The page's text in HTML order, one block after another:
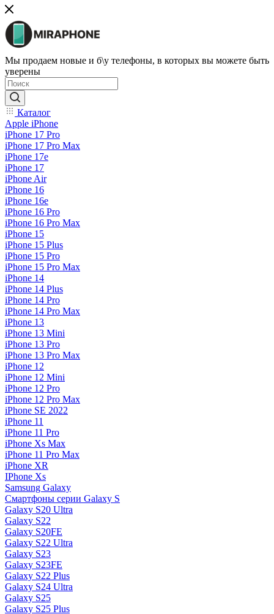
Мы продаем новые и б\у телефоны, в которых вы можете быть
уверены
Каталог
Apple iPhone
iPhone 17 Pro
iPhone 17 Pro Max
iPhone 17e
iPhone 17
iPhone Air
iPhone 16
iPhone 16e
iPhone 16 Pro
iPhone 16 Pro Max
iPhone 15
iPhone 15 Plus
iPhone 15 Pro
iPhone 15 Pro Max
iPhone 14
iPhone 14 Plus
iPhone 14 Pro
iPhone 14 Pro Max
iPhone 13
iPhone 13 Mini
iPhone 13 Pro
iPhone 13 Pro Max
iPhone 12
iPhone 12 Mini
iPhone 12 Pro
iPhone 12 Pro Max
iPhone SE 2022
iPhone 11
iPhone 11 Pro
iPhone Xs Max
iPhone 11 Pro Max
iPhone XR
IPhone Xs
Samsung Galaxy
Смартфоны серии Galaxy S
Galaxy S20 Ultra
Galaxy S22
Galaxy S20FE
Galaxy S22 Ultra
Galaxy S23
Galaxy S23FE
Galaxy S22 Plus
Galaxy S24 Ultra
Galaxy S25
Galaxy S25 Plus